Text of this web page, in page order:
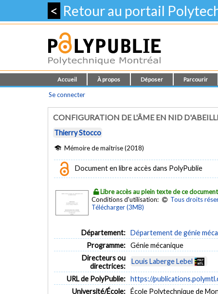
< Retour au portail
Accueil À propos Déposer Parcourir
Se connecter
CONFIGURATION DE L'ÂME EN NID
Thierry Stocco
Mémoire de maîtrise (2018)
Document en libre accès dans PolyPublie
Libre accès au plein texte de ce document
Conditions d'utilisation:
Tous droits
Télécharger (3MB)
Département: Département de génie
Programme: Génie mécanique
Directeurs ou
directrices:
Louis Laberge Lebel
URL de PolyPublie: https://
Université/École: École Polytechnique de